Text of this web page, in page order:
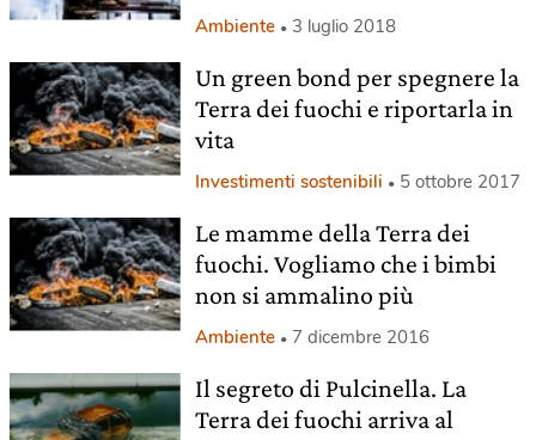
Ambiente 3 luglio 2018
Un green bond per spegnere la
Terra dei fuochi e riportarla in
vita
Investimenti sostenibili 5 ottobre 2017
Le mamme della Terra dei
fuochi. Vogliamo che i bimbi
non si ammalino più
Ambiente 7 dicembre 2016
Il segreto di Pulcinella. La
Terra dei fuochi arriva al